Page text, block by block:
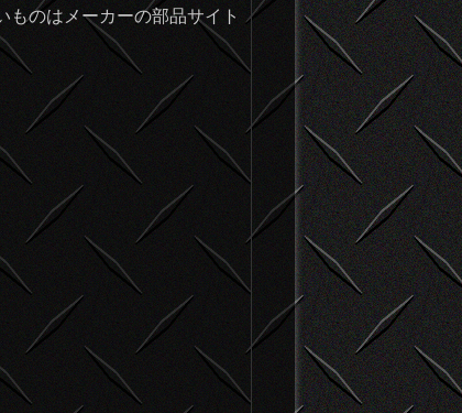
のはメーカーの部品サイト